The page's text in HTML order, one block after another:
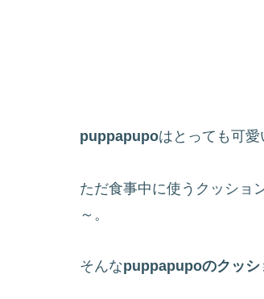
puppapupoはとっても可愛
ただ食事中に使うクッショ
～。
そんなpuppapupoのクッシ